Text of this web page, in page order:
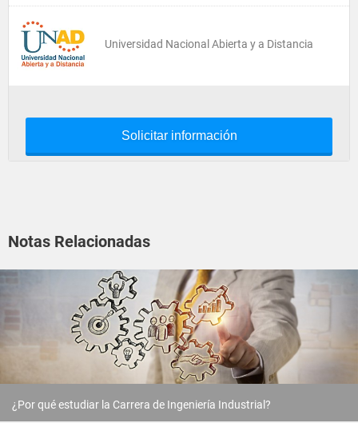
Universidad Nacional Abierta y a Distancia
Solicitar información
Notas Relacionadas
¿Por qué estudiar la Carrera de Ingeniería Industrial?